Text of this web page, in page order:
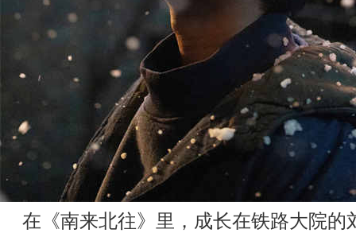
在《南来北往》里，成长在铁路大院的